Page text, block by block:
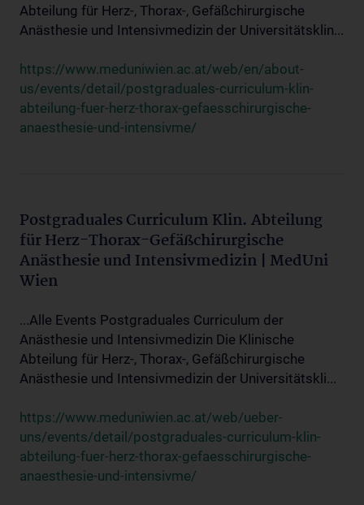
Abteilung für Herz-, Thorax-, Gefäßchirurgische
Anästhesie und Intensivmedizin der Universitätsklin...
https://www.meduniwien.ac.at/web/en/about-
us/events/detail/postgraduales-curriculum-klin-
abteilung-fuer-herz-thorax-gefaesschirurgische-
anaesthesie-und-intensivme/
Postgraduales Curriculum Klin. Abteilung
für Herz-Thorax-Gefäßchirurgische
Anästhesie und Intensivmedizin | MedUni
Wien
...Alle Events Postgraduales Curriculum der
Anästhesie und Intensivmedizin Die Klinische
Abteilung für Herz-, Thorax-, Gefäßchirurgische
Anästhesie und Intensivmedizin der Universitätskli...
https://www.meduniwien.ac.at/web/ueber-
uns/events/detail/postgraduales-curriculum-klin-
abteilung-fuer-herz-thorax-gefaesschirurgische-
anaesthesie-und-intensivme/